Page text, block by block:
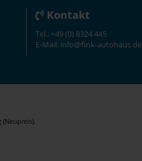
Kontakt
Tel.: +49 (0) 8324 445
E-Mail: info@fink-autohaus.de